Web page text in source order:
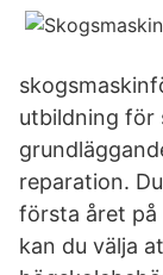
utbildning för
reparation.
första året på
kan du välja